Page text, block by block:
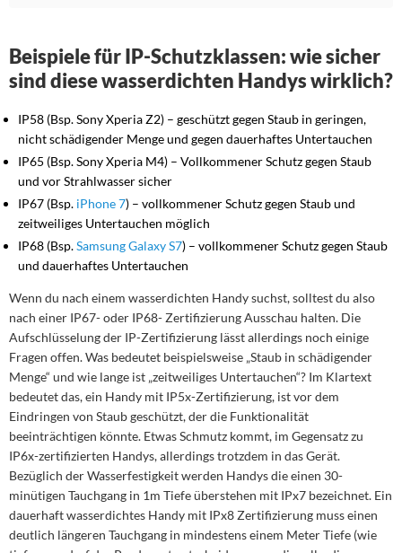
Beispiele für IP-Schutzklassen: wie sicher
sind diese wasserdichten Handys wirklich?
IP58 (Bsp. Sony Xperia Z2) – geschützt gegen Staub in geringen,
nicht schädigender Menge und gegen dauerhaftes Untertauchen
IP65 (Bsp. Sony Xperia M4) – Vollkommener Schutz gegen Staub
und vor Strahlwasser sicher
IP67 (Bsp. iPhone 7) – vollkommener Schutz gegen Staub und
zeitweiliges Untertauchen möglich
IP68 (Bsp.Samsung Galaxy S7) – vollkommener Schutz gegen Staub
und dauerhaftes Untertauchen
Wenn du nach einem wasserdichten Handy suchst, solltest du also
nach einer IP67- oder IP68- Zertifizierung Ausschau halten. Die
Aufschlüsselung der IP-Zertifizierung lässt allerdings noch einige
Fragen offen. Was bedeutet beispielsweise „Staub in schädigender
Menge“ und wie lange ist „zeitweiliges Untertauchen“? Im Klartext
bedeutet das, ein Handy mit IP5x-Zertifizierung, ist vor dem
Eindringen von Staub geschützt, der die Funktionalität
beeinträchtigen könnte. Etwas Schmutz kommt, im Gegensatz zu
IP6x-zertifizierten Handys, allerdings trotzdem in das Gerät.
Bezüglich der Wasserfestigkeit werden Handys die einen 30-
minütigen Tauchgang in 1m Tiefe überstehen mit IPx7 bezeichnet. Ein
dauerhaft wasserdichtes Handy mit IPx8 Zertifizierung muss einen
deutlich längeren Tauchgang in mindestens einem Meter Tiefe (wie